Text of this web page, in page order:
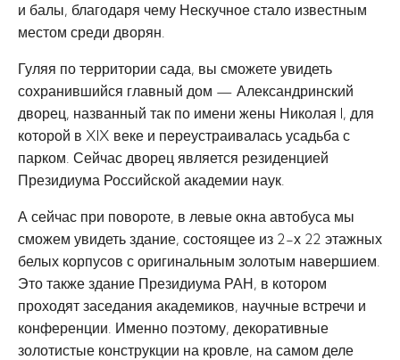
и балы, благодаря чему Нескучное стало известным
местом среди дворян.
Гуляя по территории сада, вы сможете увидеть
сохранившийся главный дом — Александринский
дворец, названный так по имени жены Николая I, для
которой в XIX веке и переустраивалась усадьба с
парком. Сейчас дворец является резиденцией
Президиума Российской академии наук.
А сейчас при повороте, в левые окна автобуса мы
сможем увидеть здание, состоящее из 2-х 22 этажных
белых корпусов с оригинальным золотым навершием.
Это также здание Президиума РАН, в котором
проходят заседания академиков, научные встречи и
конференции. Именно поэтому, декоративные
золотистые конструкции на кровле, на самом деле